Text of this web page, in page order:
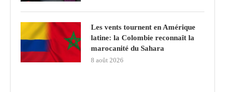
Les vents tournent en Amérique
latine: la Colombie reconnaît la
marocanité du Sahara
8 août 2026